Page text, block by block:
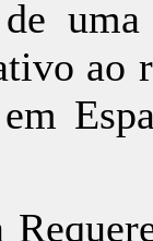
ao
em